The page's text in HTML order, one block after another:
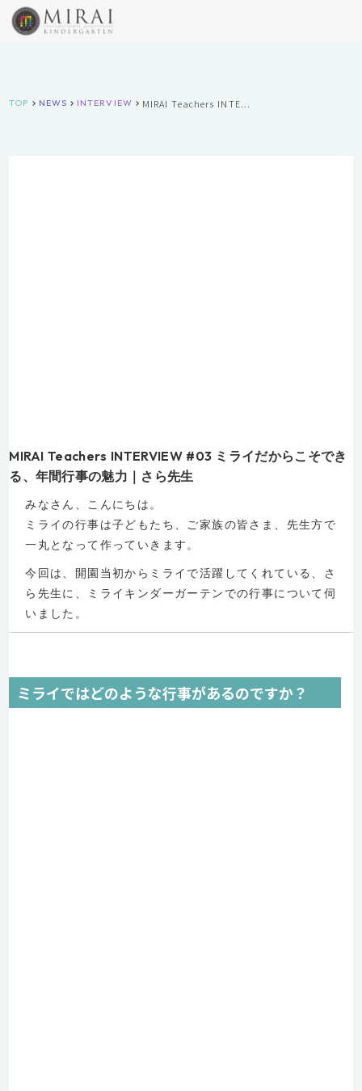
TOP keyboard_arrow_right NEWS keyboard_arrow_right INTERVIEW keyboard_arrow_right MIRAI Teachers INTE...
MIRAI Teachers INTERVIEW #03 ミライだからこそでき
る、年間行事の魅力｜さら先生
みなさん、こんにちは。
ミライの行事は子どもたち、ご家族の皆さま、先生方で
一丸となって作っていきます。
今回は、開園当初からミライで活躍してくれている、さ
ら先生に、ミライキンダーガーテンでの行事について伺
いました。
ミライではどのような行事があるのですか？